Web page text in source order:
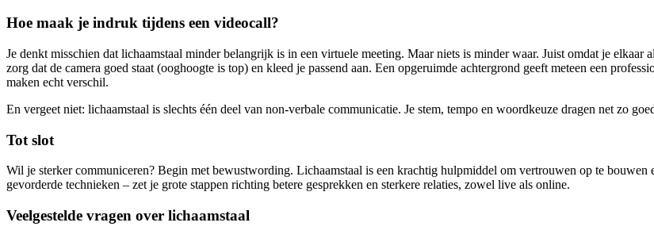
Hoe maak je indruk tijdens een videocall?
Je denkt misschien dat lichaamstaal minder belangrijk is in een virtuele meeting. Maar niets is minder waar. Juist omdat je
zorg dat de camera goed staat (ooghoogte is top) en kleed je passend aan. Een opgeruimde achtergrond geeft meteen een
maken echt verschil.
En vergeet niet: lichaamstaal is slechts één deel van non-verbale communicatie. Je stem, tempo en woordkeuze dragen net zo
Tot slot
Wil je sterker communiceren? Begin met bewustwording. Lichaamstaal is een krachtig hulpmiddel om vertrouwen op te
gevorderde technieken – zet je grote stappen richting betere gesprekken en sterkere relaties, zowel live als online.
Veelgestelde vragen over lichaamstaal